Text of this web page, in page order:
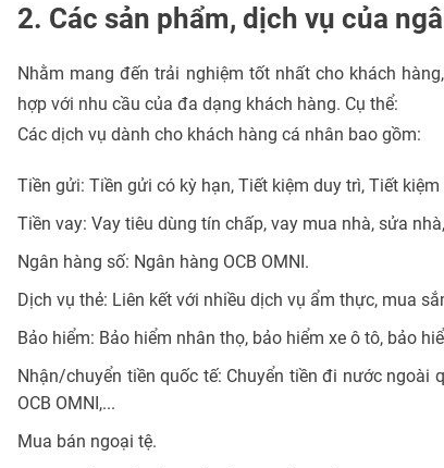
2. Các sản phẩm, dịch vụ của
Nhằm mang đến trải nghiệm tốt nhất cho khách
hợp với nhu cầu của đa dạng khách hàng. Cụ thể:
Các dịch vụ dành cho khách hàng cá nhân bao gồm:
Tiền gửi: Tiền gửi có kỳ hạn, Tiết kiệm duy trì, Tiết
Tiền vay: Vay tiêu dùng tín chấp, vay mua nhà, sửa
Ngân hàng số: Ngân hàng OCB OMNI.
Dịch vụ thẻ: Liên kết với nhiều dịch vụ ẩm thực, mua
Bảo hiểm: Bảo hiểm nhân thọ, bảo hiểm xe ô tô, bảo
Nhận/chuyển tiền quốc tế: Chuyển tiền đi nước ngoài
OCB OMNI,...
Mua bán ngoại tệ.